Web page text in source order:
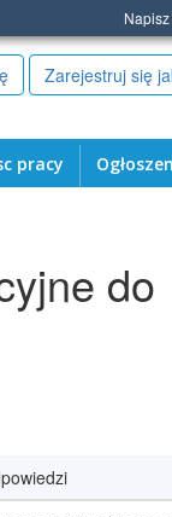
Zarejestruj się
pracy
do